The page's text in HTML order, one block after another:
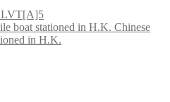
LVT[A]5
Chinese
in H.K.